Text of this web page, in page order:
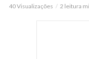
40 Visualizações 2 leitura